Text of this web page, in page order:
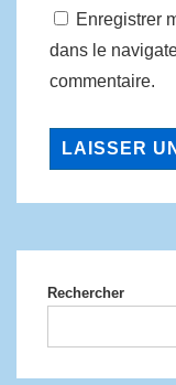
Enregistrer
dans le
commentaire.
Rechercher